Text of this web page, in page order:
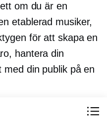
om du är en
etablerad musiker,
för att skapa en
hantera din
din publik på en
resa med Ecwid